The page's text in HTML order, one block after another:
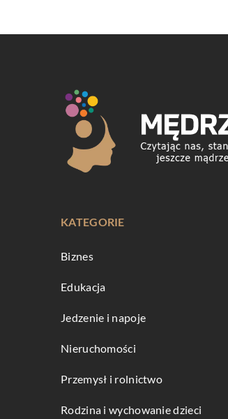
KATEGORIE
Biznes
Edukacja
Jedzenie i napoje
Nieruchomości
Przemysł i rolnictwo
Rodzina i wychowanie dzieci